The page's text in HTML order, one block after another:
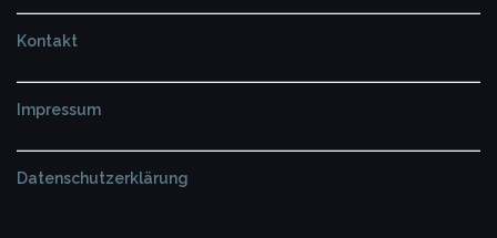
Kontakt
Impressum
Datenschutzerklärung